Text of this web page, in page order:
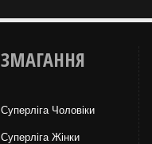
ЗМАГАННЯ
Суперліга Чоловіки
Суперліга Жінки